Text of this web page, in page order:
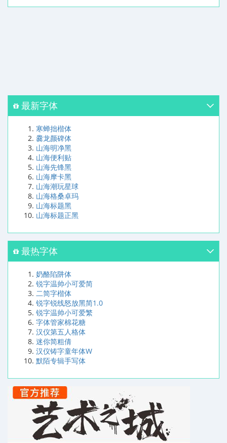
最新字体
寒蝉拙楷体
爨龙颜碑体
山海明净黑
山海便利贴
山海先锋黑
山海摩卡黑
山海潮玩星球
山海格桑卓玛
山海标题黑
山海标题正黑
最热字体
奶酪陷阱体
锐字温帅小可爱简
二简字楷体
锐字锐线怒放黑简1.0
锐字温帅小可爱繁
字体管家棉花糖
汉仪第五人格体
迷你简粗倩
汉仪铸字童年体W
默陌专辑手写体